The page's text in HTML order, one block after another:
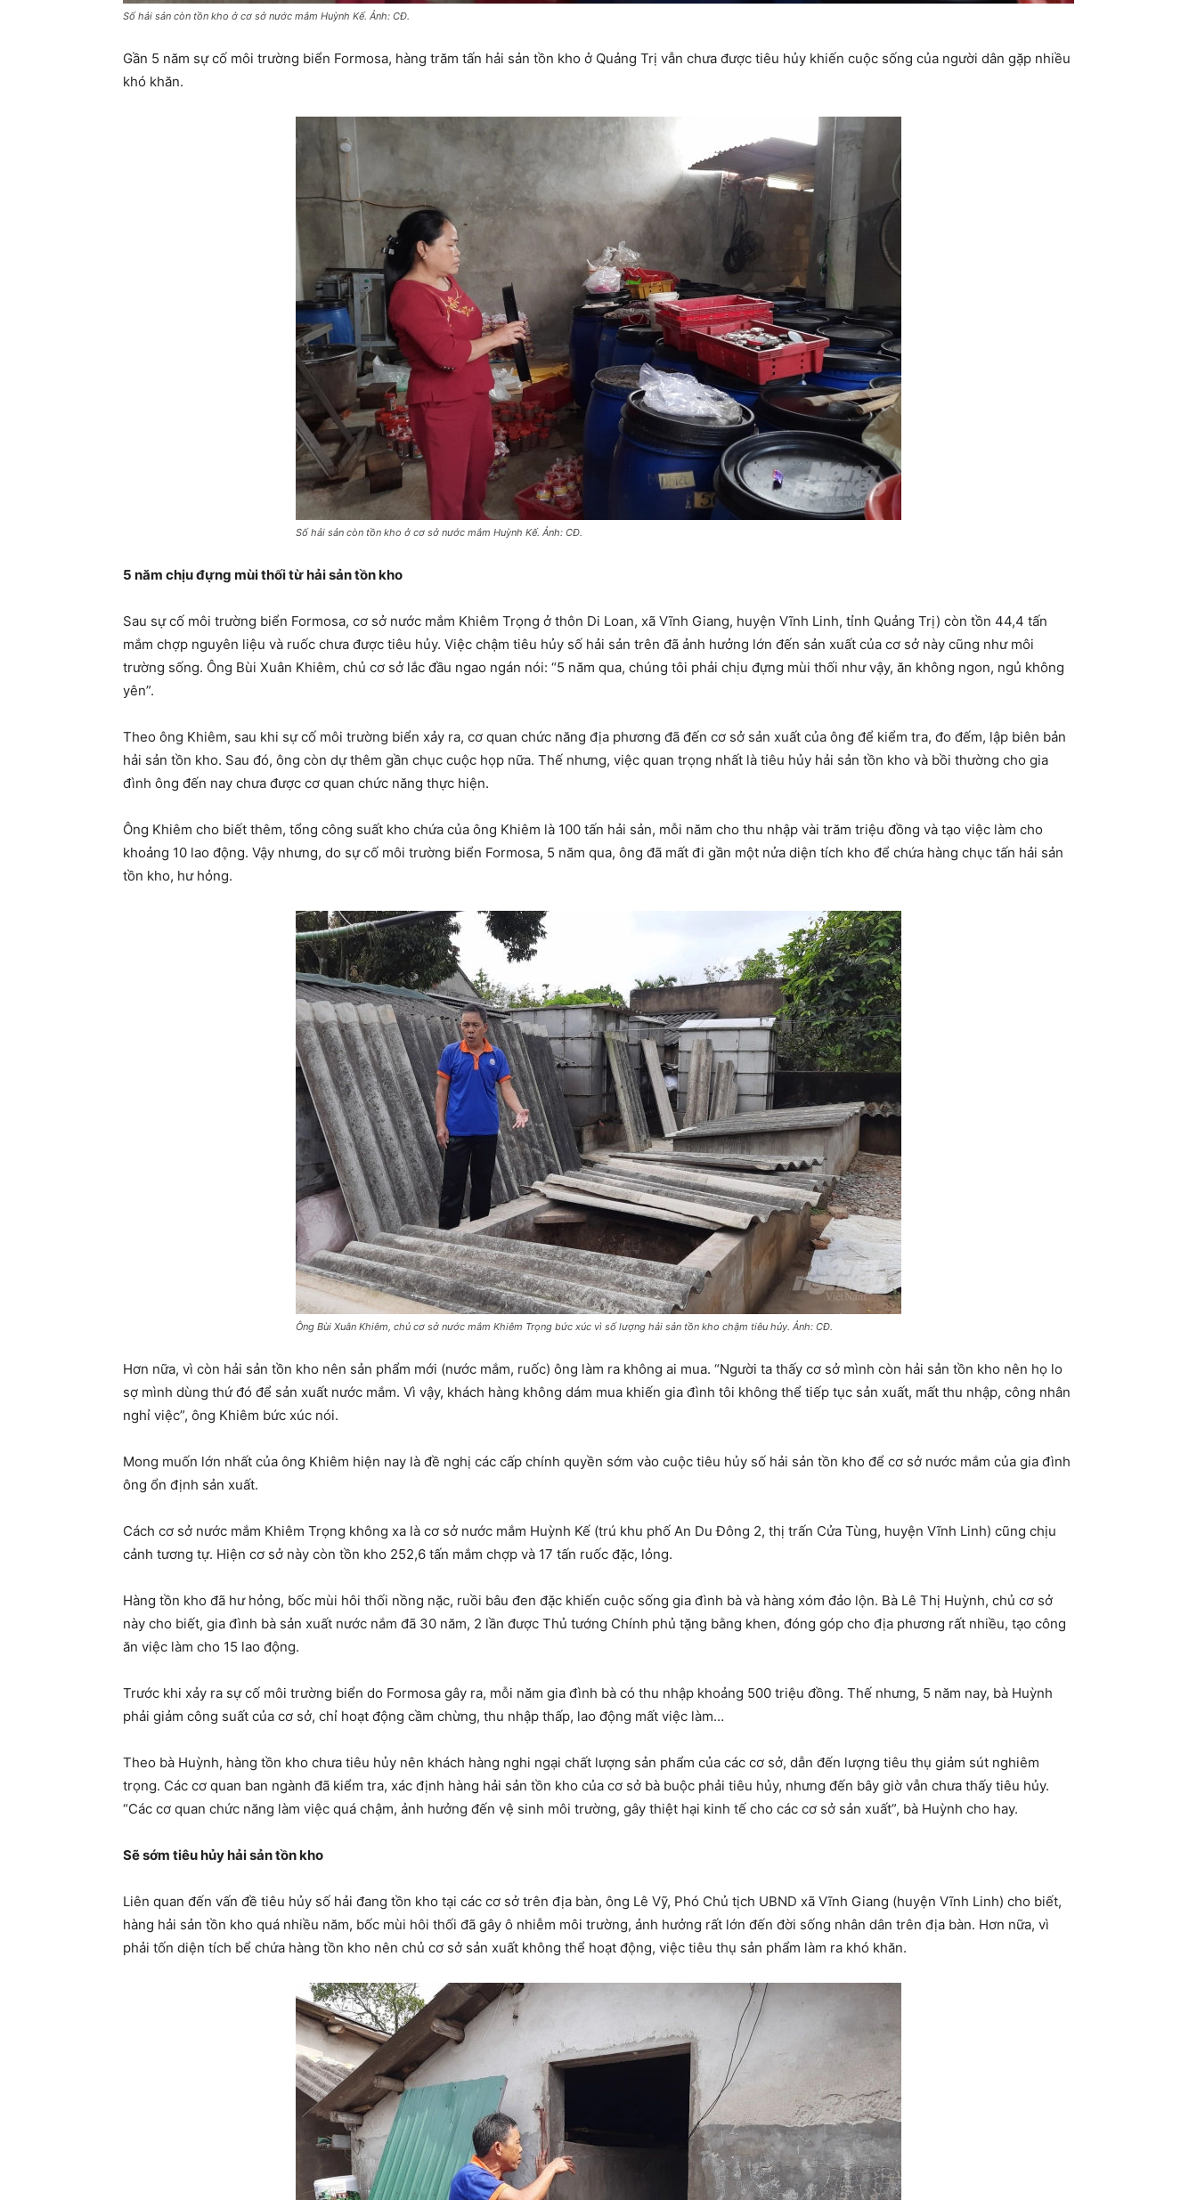
Số hải sản còn tồn kho ở cơ sở nước mắm Huỳnh Kế. Ảnh: CĐ.
Gần 5 năm sự cố môi trường biển Formosa, hàng trăm tấn hải sản tồn kho ở Quảng Trị vẫn chưa được tiêu hủy khiến cuộc sống của người dân gặp nhiều
khó khăn.
Số hải sản còn tồn kho ở cơ sở nước mắm Huỳnh Kế. Ảnh: CĐ.
5 năm chịu đựng mùi thối từ hải sản tồn kho
Sau sự cố môi trường biển Formosa, cơ sở nước mắm Khiêm Trọng ở thôn Di Loan, xã Vĩnh Giang, huyện Vĩnh Linh, tỉnh Quảng Trị) còn tồn 44,4 tấn
mắm chợp nguyên liệu và ruốc chưa được tiêu hủy. Việc chậm tiêu hủy số hải sản trên đã ảnh hưởng lớn đến sản xuất của cơ sở này cũng như môi
trường sống. Ông Bùi Xuân Khiêm, chủ cơ sở lắc đầu ngao ngán nói: “5 năm qua, chúng tôi phải chịu đựng mùi thối như vậy, ăn không ngon, ngủ không
yên”.
Theo ông Khiêm, sau khi sự cố môi trường biển xảy ra, cơ quan chức năng địa phương đã đến cơ sở sản xuất của ông để kiểm tra, đo đếm, lập biên bản
hải sản tồn kho. Sau đó, ông còn dự thêm gần chục cuộc họp nữa. Thế nhưng, việc quan trọng nhất là tiêu hủy hải sản tồn kho và bồi thường cho gia
đình ông đến nay chưa được cơ quan chức năng thực hiện.
Ông Khiêm cho biết thêm, tổng công suất kho chứa của ông Khiêm là 100 tấn hải sản, mỗi năm cho thu nhập vài trăm triệu đồng và tạo việc làm cho
khoảng 10 lao động. Vậy nhưng, do sự cố môi trường biển Formosa, 5 năm qua, ông đã mất đi gần một nửa diện tích kho để chứa hàng chục tấn hải sản
tồn kho, hư hỏng.
Ông Bùi Xuân Khiêm, chủ cơ sở nước mắm Khiêm Trọng bức xúc vì số lượng hải sản tồn kho chậm tiêu hủy. Ảnh: CĐ.
Hơn nữa, vì còn hải sản tồn kho nên sản phẩm mới (nước mắm, ruốc) ông làm ra không ai mua. “Người ta thấy cơ sở mình còn hải sản tồn kho nên họ lo
sợ mình dùng thứ đó để sản xuất nước mắm. Vì vậy, khách hàng không dám mua khiến gia đình tôi không thể tiếp tục sản xuất, mất thu nhập, công nhân
nghỉ việc”, ông Khiêm bức xúc nói.
Mong muốn lớn nhất của ông Khiêm hiện nay là đề nghị các cấp chính quyền sớm vào cuộc tiêu hủy số hải sản tồn kho để cơ sở nước mắm của gia đình
ông ổn định sản xuất.
Cách cơ sở nước mắm Khiêm Trọng không xa là cơ sở nước mắm Huỳnh Kế (trú khu phố An Du Đông 2, thị trấn Cửa Tùng, huyện Vĩnh Linh) cũng chịu
cảnh tương tự. Hiện cơ sở này còn tồn kho 252,6 tấn mắm chợp và 17 tấn ruốc đặc, lỏng.
Hàng tồn kho đã hư hỏng, bốc mùi hôi thối nồng nặc, ruồi bâu đen đặc khiến cuộc sống gia đình bà và hàng xóm đảo lộn. Bà Lê Thị Huỳnh, chủ cơ sở
này cho biết, gia đình bà sản xuất nước nắm đã 30 năm, 2 lần được Thủ tướng Chính phủ tặng bằng khen, đóng góp cho địa phương rất nhiều, tạo công
ăn việc làm cho 15 lao động.
Trước khi xảy ra sự cố môi trường biển do Formosa gây ra, mỗi năm gia đình bà có thu nhập khoảng 500 triệu đồng. Thế nhưng, 5 năm nay, bà Huỳnh
phải giảm công suất của cơ sở, chỉ hoạt động cầm chừng, thu nhập thấp, lao động mất việc làm…
Theo bà Huỳnh, hàng tồn kho chưa tiêu hủy nên khách hàng nghi ngại chất lượng sản phẩm của các cơ sở, dẫn đến lượng tiêu thụ giảm sút nghiêm
trọng. Các cơ quan ban ngành đã kiểm tra, xác định hàng hải sản tồn kho của cơ sở bà buộc phải tiêu hủy, nhưng đến bây giờ vẫn chưa thấy tiêu hủy.
“Các cơ quan chức năng làm việc quá chậm, ảnh hưởng đến vệ sinh môi trường, gây thiệt hại kinh tế cho các cơ sở sản xuất”, bà Huỳnh cho hay.
Sẽ sớm tiêu hủy hải sản tồn kho
Liên quan đến vấn đề tiêu hủy số hải đang tồn kho tại các cơ sở trên địa bàn, ông Lê Vỹ, Phó Chủ tịch UBND xã Vĩnh Giang (huyện Vĩnh Linh) cho biết,
hàng hải sản tồn kho quá nhiều năm, bốc mùi hôi thối đã gây ô nhiễm môi trường, ảnh hưởng rất lớn đến đời sống nhân dân trên địa bàn. Hơn nữa, vì
phải tốn diện tích bể chứa hàng tồn kho nên chủ cơ sở sản xuất không thể hoạt động, việc tiêu thụ sản phẩm làm ra khó khăn.